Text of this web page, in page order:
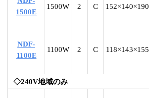
1500E
1500W 2 C 152×140×190
NDF-
1100E
1100W 2 C 118×143×155
◇240V地域のみ